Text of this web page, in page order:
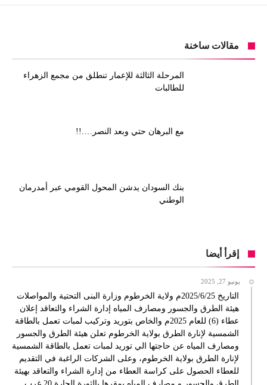
مقالات ساخنة
المرحلة الثالثة للإعمار تنطلق من مجمع الزهراء
للطالبات
مع البرهان حتي وبعد النصر….!!
بنك السودان يدشن المحول القومي عبر أمدرمان
الوطني
إقرأ أيضا
يونيو 27, 2025
التاريخ 2025/6/25م ولاية الخرطوم وزارة البنى التحتية والمواصلات
هيئة الطرق والجسور ومصارف المياه إدارة الشراء والتعاقد إعلان
عطاء (6) للعام 2025م والخاص بتوريد وتركيب لمبات تعمل بالطاقة
الشمسية لإنارة الطرق بولاية الخرطوم تعلن هيئة الطرق والجسور
ومصارف المياه عن حاجتها الي توريد لمبات تعمل بالطاقة الشمسية
لإنارة الطرق بولاية الخرطوم، وعلى الشركات الراغبة في التقديم
للعطاء الحصول على كراسة العطاء من إدارة الشراء والتعاقد بهيئة